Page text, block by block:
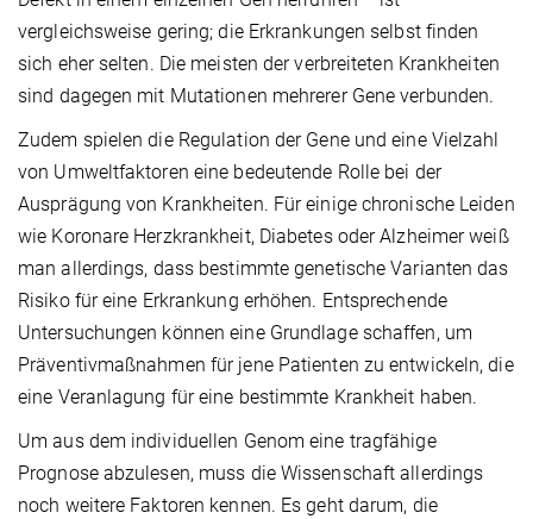
vergleichsweise gering; die Erkrankungen selbst finden
sich eher selten. Die meisten der verbreiteten Krankheiten
sind dagegen mit Mutationen mehrerer Gene verbunden.
Zudem spielen die Regulation der Gene und eine Vielzahl
von Umweltfaktoren eine bedeutende Rolle bei der
Ausprägung von Krankheiten. Für einige chronische Leiden
wie Koronare Herzkrankheit, Diabetes oder Alzheimer weiß
man allerdings, dass bestimmte genetische Varianten das
Risiko für eine Erkrankung erhöhen. Entsprechende
Untersuchungen können eine Grundlage schaffen, um
Präventivmaßnahmen für jene Patienten zu entwickeln, die
eine Veranlagung für eine bestimmte Krankheit haben.
Um aus dem individuellen Genom eine tragfähige
Prognose abzulesen, muss die Wissenschaft allerdings
noch weitere Faktoren kennen. Es geht darum, die